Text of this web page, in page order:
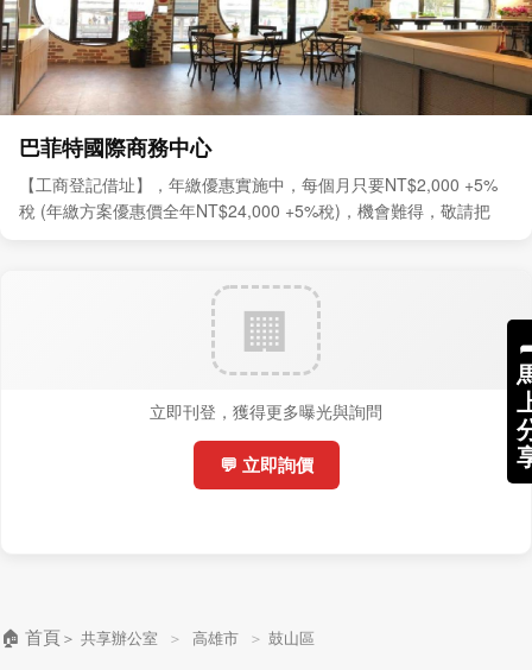
巴菲特國際商務中心
【工商登記借址】，年繳優惠實施中，每個月只要NT$2,000 +5%
稅 (年繳方案優惠價全年NT$24,000 +5%稅)，機會難得，敬請把
立即刊登，獲得更多曝光與詢問
💬 立即詢價
🏠 首頁＞ 共享辦公室 ＞ 高雄市 ＞ 鼓山區